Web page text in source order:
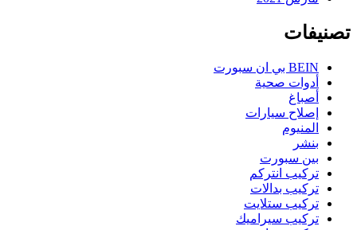
تصنيفات
BEIN بي ان سبورت
أدوات صحية
أصباغ
إصلاح سيارات
المنيوم
بنشر
بين سبورت
تركيب انتركم
تركيب بدالات
تركيب ستلايت
تركيب سيراميك